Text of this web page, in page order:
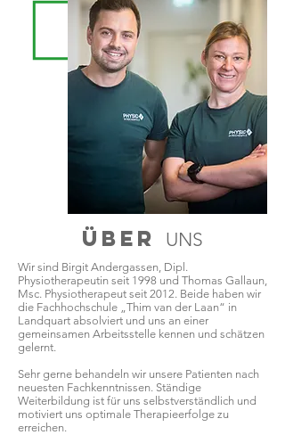
ÜBER UNS
Wir sind Birgit Andergassen, Dipl.
Physiotherapeutin seit 1998 und Thomas Gallaun,
Msc. Physiotherapeut seit 2012. Beide haben wir
die Fachhochschule „Thim van der Laan“ in
Landquart absolviert und uns an einer
gemeinsamen Arbeitsstelle kennen und schätzen
gelernt.
Sehr gerne behandeln wir unsere Patienten nach
neuesten Fachkenntnissen. Ständige
Weiterbildung ist für uns selbstverständlich und
motiviert uns optimale Therapieerfolge zu
erreichen.